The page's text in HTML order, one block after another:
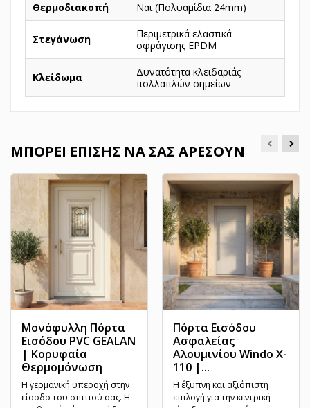
Θερμοδιακοπή
Ναι (Πολυαμίδια 24mm)
Στεγάνωση
Περιμετρικά ελαστικά
σφράγισης EPDM
Κλείδωμα
Δυνατότητα κλειδαριάς
πολλαπλών σημείων
ΜΠΟΡΕΊ ΕΠΊΣΗΣ ΝΑ ΣΑΣ ΑΡΈΣΟΥΝ
Μονόφυλλη Πόρτα
Εισόδου PVC GEALAN
| Κορυφαία
Θερμομόνωση
Η γερμανική υπεροχή στην
είσοδο του σπιτιού σας. Η
Πόρτα Εισόδου
Ασφαλείας
Αλουμινίου Windo X-
110 |...
Η έξυπνη και αξιόπιστη
επιλογή για την κεντρική